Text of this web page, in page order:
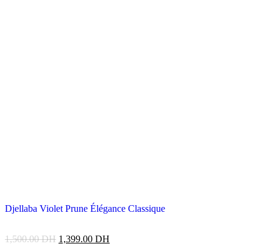
Djellaba Violet Prune Élégance Classique
1,500.00DH 1,399.00 DH